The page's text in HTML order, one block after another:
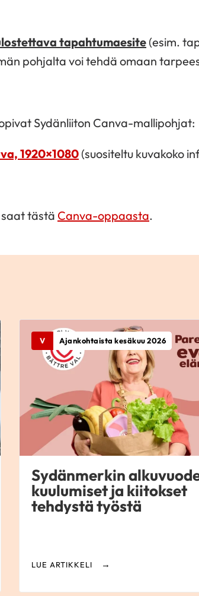
tapahtumaesite (esim.
pohjalta voi tehdä omaan
Sydänliiton Canva-mallipohjat:
1920×1080 (suositeltu kuvakoko
tästä Canva-oppaasta.
V Ajankohtaista kesäkuu 2026
Sydänmerkin
kuulumiset ja kiitokset
tehdystä työstä
LUE ARTIKKELI